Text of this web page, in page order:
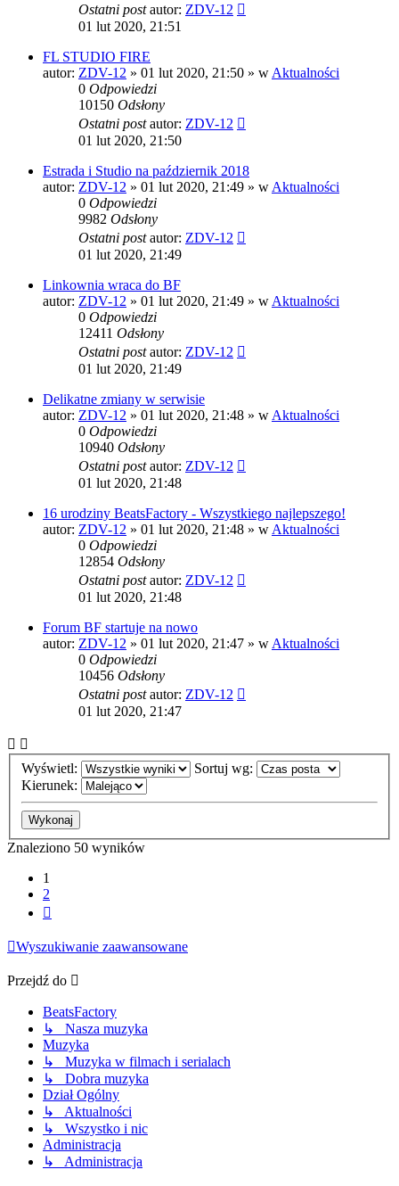
Ostatni postautor: ZDV-12
01 lut 2020, 21:51
FL STUDIO FIRE
autor: ZDV-12 » 01 lut 2020, 21:50 » wAktualności
0 Odpowiedzi
10150 Odsłony
Ostatni postautor: ZDV-12
01 lut 2020, 21:50
Estrada i Studio na październik 2018
autor: ZDV-12 » 01 lut 2020, 21:49 » wAktualności
0 Odpowiedzi
9982 Odsłony
Ostatni postautor: ZDV-12
01 lut 2020, 21:49
Linkownia wraca do BF
autor: ZDV-12 » 01 lut 2020, 21:49 » wAktualności
0 Odpowiedzi
12411 Odsłony
Ostatni postautor: ZDV-12
01 lut 2020, 21:49
Delikatne zmiany w serwisie
autor: ZDV-12 » 01 lut 2020, 21:48 » wAktualności
0 Odpowiedzi
10940 Odsłony
Ostatni postautor: ZDV-12
01 lut 2020, 21:48
16 urodziny BeatsFactory - Wszystkiego najlepszego!
autor: ZDV-12 » 01 lut 2020, 21:48 » wAktualności
0 Odpowiedzi
12854 Odsłony
Ostatni postautor: ZDV-12
01 lut 2020, 21:48
Forum BF startuje na nowo
autor: ZDV-12 » 01 lut 2020, 21:47 » wAktualności
0 Odpowiedzi
10456 Odsłony
Ostatni postautor: ZDV-12
01 lut 2020, 21:47
Wyświetl:
Sortuj wg:
Kierunek:
Znaleziono 50 wyników
1
2
Wyszukiwanie zaawansowane
Przejdź do
BeatsFactory
↳ Nasza muzyka
Muzyka
↳ Muzyka w filmach i serialach
↳ Dobra muzyka
Dział Ogólny
↳ Aktualności
↳ Wszystko i nic
Administracja
↳ Administracja